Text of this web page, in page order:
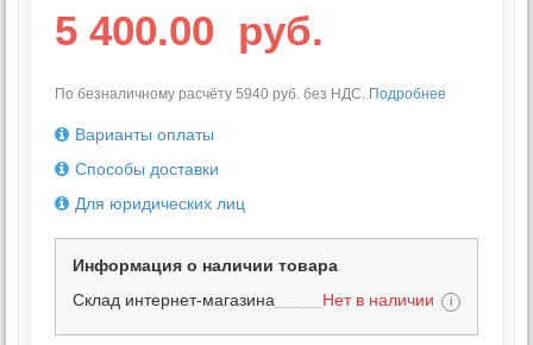
5 400.00 руб.
По безналичному расчёту 5940 руб. без НДС. Подробнее
Варианты оплаты
Способы доставки
Для юридических лиц
Информация о наличии товара
Склад интернет-магазина
Нет в наличии i